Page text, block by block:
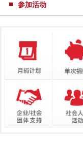
参加活动